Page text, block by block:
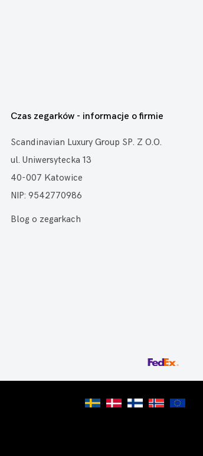
Czas zegarków - informacje o firmie
Scandinavian Luxury Group SP. Z O.O.
ul. Uniwersytecka 13
40-007 Katowice
NIP: 9542770986
Blog o zegarkach